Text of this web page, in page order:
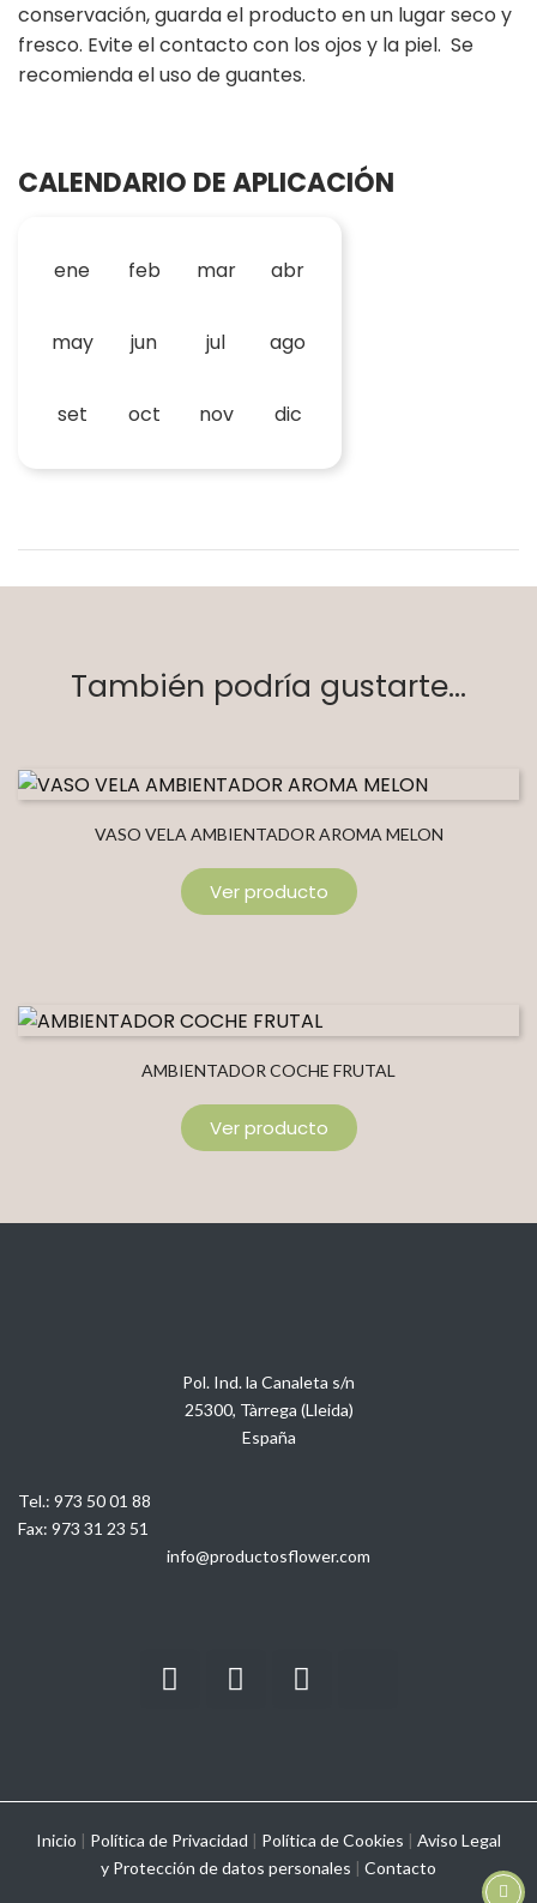
conservación, guarda el producto en un lugar seco y
fresco. Evite el contacto con los ojos y la piel. Se
recomienda el uso de guantes.
CALENDARIO DE APLICACIÓN
ene feb mar abr
may jun jul ago
set oct nov dic
También podría gustarte...
VASO VELA AMBIENTADOR AROMA MELON
Ver producto
AMBIENTADOR COCHE FRUTAL
Ver producto
Pol. Ind. la Canaleta s/n
25300, Tàrrega (Lleida)
España
Tel.: 973 50 01 88
Fax: 973 31 23 51
info@productosflower.com
Inicio | Política de Privacidad | Política de Cookies | Aviso Legal
y Protección de datos personales | Contacto